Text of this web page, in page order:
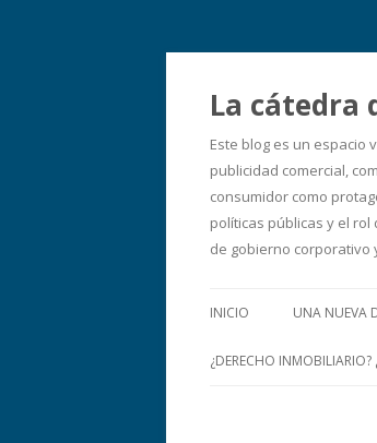
La cátedra
Este blog es un espacio
publicidad comercial,
consumidor como
políticas públicas y el
de gobierno corporativo
INICIO UNA NUEVA
¿DERECHO INMOBILIARIO?